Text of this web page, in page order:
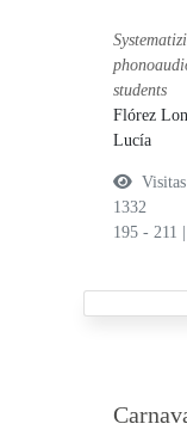
students
Flórez
Lucía
1332
195 - 211